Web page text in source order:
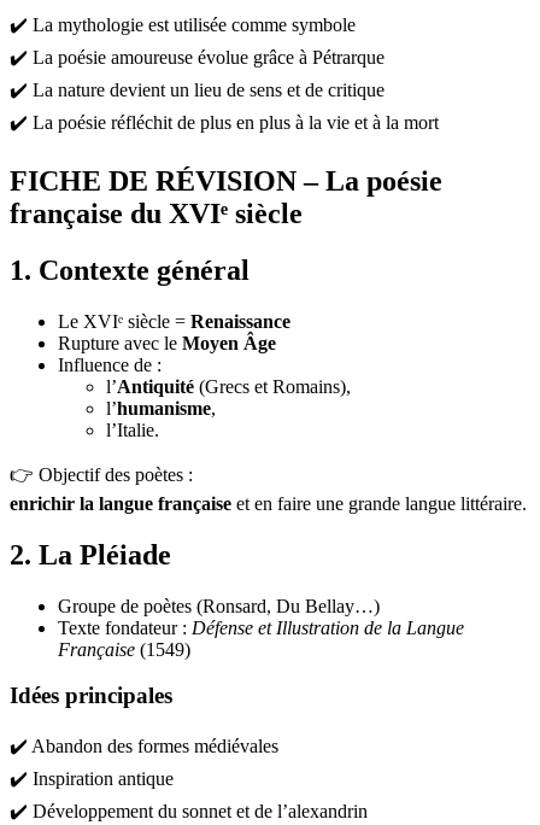
✔️ La mythologie est utilisée comme symbole
✔️ La poésie amoureuse évolue grâce à Pétrarque
✔️ La nature devient un lieu de sens et de critique
✔️ La poésie réfléchit de plus en plus à la vie et à la mort
FICHE DE RÉVISION – La poésie
française du XVIᵉ siècle
1. Contexte général
Le XVIᵉ siècle = Renaissance
Rupture avec le Moyen Âge
Influence de :
l’Antiquité (Grecs et Romains),
l’humanisme,
l’Italie.
👉 Objectif des poètes :
enrichir la langue française et en faire une grande langue littéraire.
2. La Pléiade
Groupe de poètes (Ronsard, Du Bellay…)
Texte fondateur : Défense et Illustration de la Langue
Française (1549)
Idées principales
✔️ Abandon des formes médiévales
✔️ Inspiration antique
✔️ Développement du sonnet et de l’alexandrin